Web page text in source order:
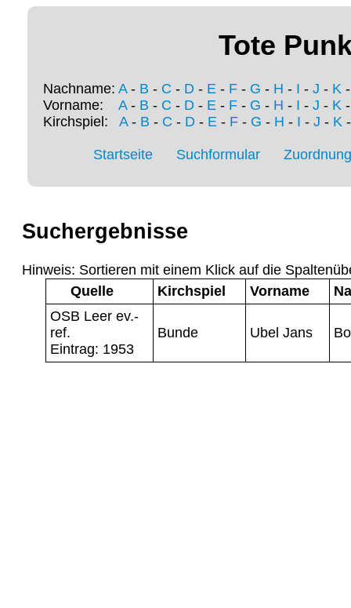
Tote
Nachname: A- B - C - D - E - F - G - H - I - J - K
Vorname: A- B - C - D - E - F - G - H - I - J - K
Kirchspiel: A- B - C - D- E- F- G - H - I - J - K
Startseite Suchformular
Suchergebnisse
Hinweis: Sortieren mit einem Klick auf die
Quelle
Kirchspiel Vorname
OSB Leer ev.-
ref.
Eintrag: 1953
Bunde Ubel Jans